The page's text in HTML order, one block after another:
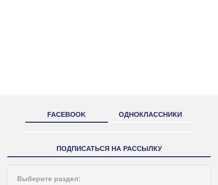
FACEBOOK ОДНОКЛАССНИКИ
ПОДПИСАТЬСЯ НА РАССЫЛКУ
Выберите раздел: